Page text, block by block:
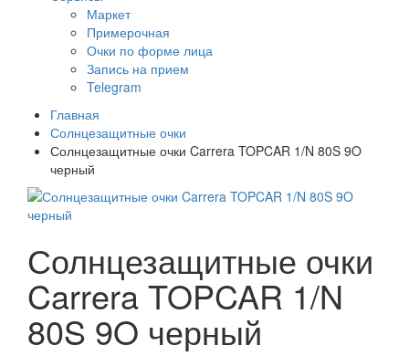
Маркет
Примерочная
Очки по форме лица
Запись на прием
Telegram
Главная
Солнцезащитные очки
Солнцезащитные очки Carrera TOPCAR 1/N 80S 9O
черный
Солнцезащитные очки
Carrera TOPCAR 1/N
80S 9O черный